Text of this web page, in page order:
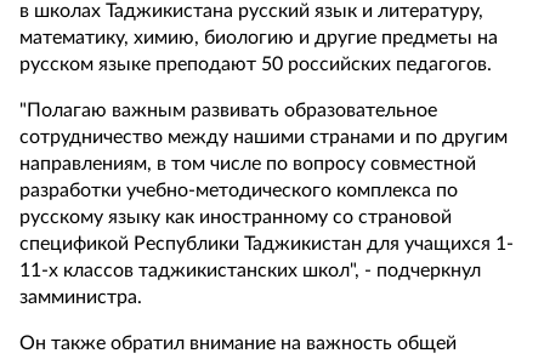
в школах Таджикистана русский язык и литературу,
математику, химию, биологию и другие предметы на
русском языке преподают 50 российских педагогов.
"Полагаю важным развивать образовательное
сотрудничество между нашими странами и по другим
направлениям, в том числе по вопросу совместной
разработки учебно-методического комплекса по
русскому языку как иностранному со страновой
спецификой Республики Таджикистан для учащихся 1-
11-х классов таджикистанских школ", - подчеркнул
замминистра.
Он также обратил внимание на важность общей